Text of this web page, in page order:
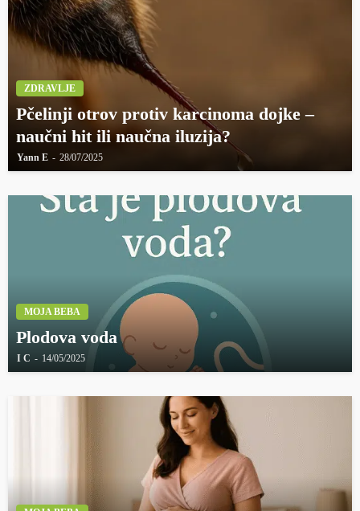
ZDRAVLJE
Pčelinji otrov protiv karcinoma dojke –
naučni hit ili naučna iluzija?
Yann E 28/07/2025
MOJA BEBA
Plodova voda
I C 14/05/2025